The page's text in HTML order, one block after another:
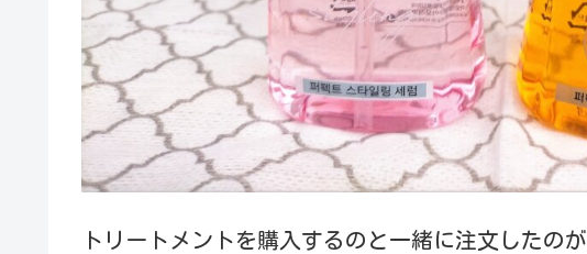
トリートメントを購入するのと一緒に注文したのが